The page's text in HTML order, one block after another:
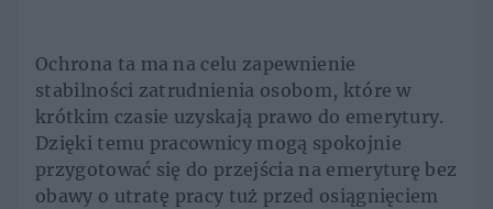
Ochrona ta ma na celu zapewnienie
stabilności zatrudnienia osobom, które w
krótkim czasie uzyskają prawo do emerytury.
Dzięki temu pracownicy mogą spokojnie
przygotować się do przejścia na emeryturę bez
obawy o utratę pracy tuż przed osiągnięciem